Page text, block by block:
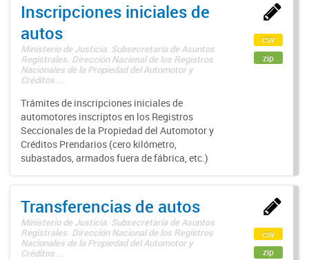
Inscripciones iniciales de
autos
Ministerio de Justicia. Subsecretaría de Asuntos
Registrales. Dirección Nacional de los Registros
Nacionales de la Propiedad del Automotor y
Créditos ...
Trámites de inscripciones iniciales de
automotores inscriptos en los Registros
Seccionales de la Propiedad del Automotor y
Créditos Prendarios (cero kilómetro,
subastados, armados fuera de fábrica, etc.)
csv
zip
Transferencias de autos
Ministerio de Justicia. Subsecretaría de Asuntos
Registrales. Dirección Nacional de los Registros
Nacionales de la Propiedad del Automotor y
Créditos ...
csv
zip